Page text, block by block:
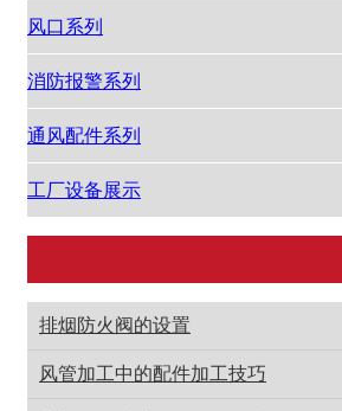
风口系列
消防报警系列
通风配件系列
工厂设备展示
排烟防火阀的设置
风管加工中的配件加工技巧